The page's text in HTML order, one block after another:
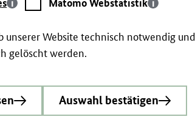
Webstatistik
Matomo Webstatistik
unserer Website technisch notwendig
gelöscht werden.
Auswahl bestätigen